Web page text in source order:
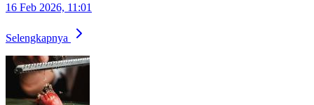
16 Feb 2026, 11:01
Selengkapnya